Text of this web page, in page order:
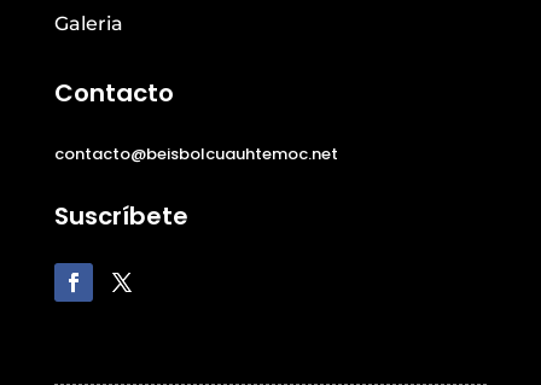
Galeria
Contacto
contacto@beisbolcuauhtemoc.net
Suscríbete